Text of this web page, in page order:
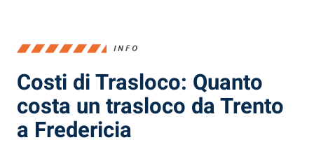
INFO
Costi di Trasloco: Quanto
costa un trasloco da Trento
a Fredericia